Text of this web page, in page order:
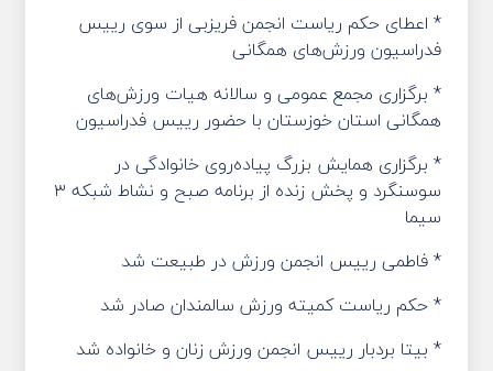
* اعطای حکم ریاست انجمن فریزبی از سوی رییس
فدراسیون ورزش‌های همگانی
* برگزاری مجمع عمومی و سالانه هیات ورزش‌های
همگانی استان خوزستان با حضور رییس فدراسیون
* برگزاری همایش بزرگ پیاده‌روی خانوادگی در
سوسنگرد و پخش زنده از برنامه صبح و نشاط شبکه ۳
سیما
* فاطمی رییس انجمن ورزش در طبیعت شد
* حکم ریاست کمیته ورزش سالمندان صادر شد
* بیتا بردبار رییس انجمن ورزش زنان و خانواده شد